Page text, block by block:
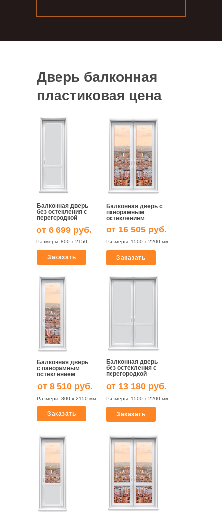
Дверь балконная
пластиковая цена
Балконная дверь
без остекления с
перегородкой
Балконная дверь
без остекления с
перегородкой
от 6 699 руб.
Размеры: 800 х 2150
Заказать
от 13 180 руб.
Размеры: 1500 х 2200 мм
Заказать
Балконная дверь
с панорамным
остеклением
Балконная дверь с
панорамным
остеклением
от 8 510 руб.
Размеры: 800 х 2150 мм
Заказать
от 16 505 руб.
Размеры: 1500 х 2200 мм
Заказать
privet@oknapeople.ru
Написать в WhatsApp
Шоурум
Приходите к нам в гости
Пожалуйста, перед визитом предупредите
Сб с 9:00 до 15:00, Вс – выходной
Гарантия и доставка
© Oknapeople, 2017
Политика конфиденциальности
и обработки персональных данных